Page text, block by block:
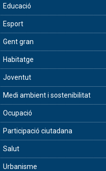
Educació
Esport
Gent gran
Habitatge
Joventut
Medi ambient i sostenibilitat
Ocupació
Participació ciutadana
Salut
Urbanisme